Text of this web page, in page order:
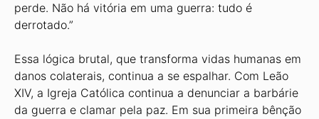
perde. Não há vitória em uma guerra: tudo é
derrotado.”
Essa lógica brutal, que transforma vidas humanas em
danos colaterais, continua a se espalhar. Com Leão
XIV, a Igreja Católica continua a denunciar a barbárie
da guerra e clamar pela paz. Em sua primeira bênção